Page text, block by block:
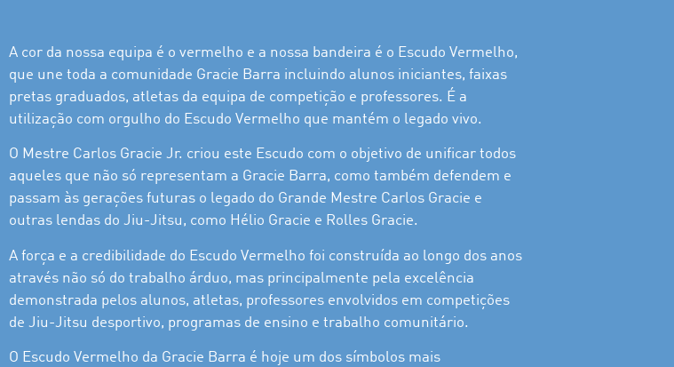
A cor da nossa equipa é o vermelho e a nossa bandeira é o Escudo Vermelho,
que une toda a comunidade Gracie Barra incluindo alunos iniciantes, faixas
pretas graduados, atletas da equipa de competição e professores. É a
utilização com orgulho do Escudo Vermelho que mantém o legado vivo.
O Mestre Carlos Gracie Jr. criou este Escudo com o objetivo de unificar todos
aqueles que não só representam a Gracie Barra, como também defendem e
passam às gerações futuras o legado do Grande Mestre Carlos Gracie e
outras lendas do Jiu-Jitsu, como Hélio Gracie e Rolles Gracie.
A força e a credibilidade do Escudo Vermelho foi construída ao longo dos anos
através não só do trabalho árduo, mas principalmente pela excelência
demonstrada pelos alunos, atletas, professores envolvidos em competições
de Jiu-Jitsu desportivo, programas de ensino e trabalho comunitário.
O Escudo Vermelho da Gracie Barra é hoje um dos símbolos mais